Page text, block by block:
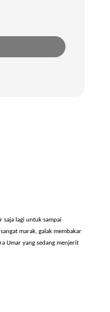
saja lagi untuk sampai
marak, galak membakar
Umar yang sedang menjerit